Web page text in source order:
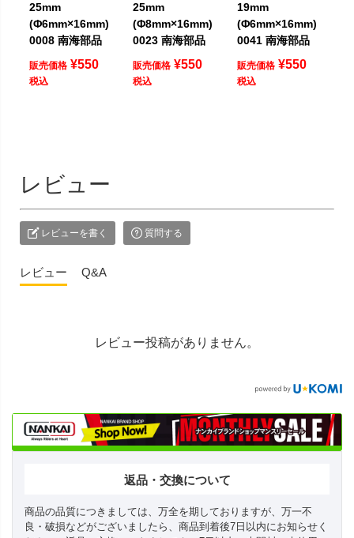
25mm
(Φ6mm×16mm)
0008 南海部品
販売価格 ¥550
税込
25mm
(Φ8mm×16mm)
0023 南海部品
販売価格 ¥550
税込
19mm
(Φ6mm×16mm)
0041 南海部品
販売価格 ¥550
税込
レビュー
レビューを書く 質問する
レビュー Q&A
レビュー投稿がありません。
返品・交換について
商品の品質につきましては、万全を期しておりますが、万一不
良・破損などがございましたら、商品到着後7日以内にお知らせく